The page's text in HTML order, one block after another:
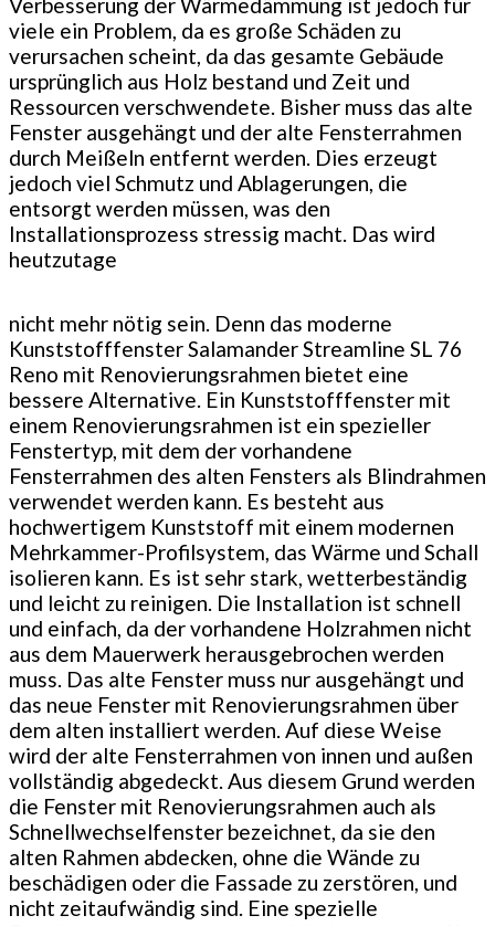
Verbesserung der Wärmedämmung ist jedoch für
viele ein Problem, da es große Schäden zu
verursachen scheint, da das gesamte Gebäude
ursprünglich aus Holz bestand und Zeit und
Ressourcen verschwendete. Bisher muss das alte
Fenster ausgehängt und der alte Fensterrahmen
durch Meißeln entfernt werden. Dies erzeugt
jedoch viel Schmutz und Ablagerungen, die
entsorgt werden müssen, was den
Installationsprozess stressig macht. Das wird
heutzutage
nicht mehr nötig sein. Denn das moderne
Kunststofffenster Salamander Streamline SL 76
Reno mit Renovierungsrahmen bietet eine
bessere Alternative. Ein Kunststofffenster mit
einem Renovierungsrahmen ist ein spezieller
Fenstertyp, mit dem der vorhandene
Fensterrahmen des alten Fensters als Blindrahmen
verwendet werden kann. Es besteht aus
hochwertigem Kunststoff mit einem modernen
Mehrkammer-Profilsystem, das Wärme und Schall
isolieren kann. Es ist sehr stark, wetterbeständig
und leicht zu reinigen. Die Installation ist schnell
und einfach, da der vorhandene Holzrahmen nicht
aus dem Mauerwerk herausgebrochen werden
muss. Das alte Fenster muss nur ausgehängt und
das neue Fenster mit Renovierungsrahmen über
dem alten installiert werden. Auf diese Weise
wird der alte Fensterrahmen von innen und außen
vollständig abgedeckt. Aus diesem Grund werden
die Fenster mit Renovierungsrahmen auch als
Schnellwechselfenster bezeichnet, da sie den
alten Rahmen abdecken, ohne die Wände zu
beschädigen oder die Fassade zu zerstören, und
nicht zeitaufwändig sind. Eine spezielle